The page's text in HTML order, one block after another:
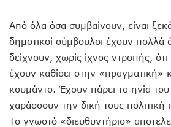
Από όλα όσα συμβαίνουν, είναι
δημοτικοί σύμβουλοι έχουν πολλά
δείχνουν, χωρίς ίχνος ντροπής, ότι
έχουν καθίσει στην «πραγματική»
κουμάντο. Έχουν πάρει τα ηνία
χαράσσουν την δική τους πολιτική
Το γνωστό «διευθυντήριο»